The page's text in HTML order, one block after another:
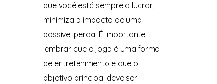
que você está sempre a lucrar,
minimiza o impacto de uma
possível perda. É importante
lembrar que o jogo é uma forma
de entretenimento e que o
objetivo principal deve ser